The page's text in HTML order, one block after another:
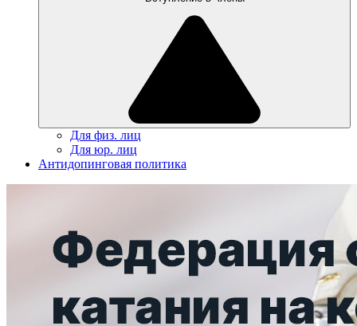
Для физ. лиц
Для юр. лиц
Антидопинговая политика